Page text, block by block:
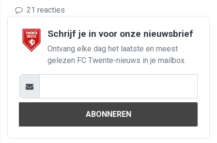
21 reacties
Schrijf je in voor onze nieuwsbrief
Ontvang elke dag het laatste en meest
gelezen FC Twente-nieuws in je mailbox.
ABONNEREN